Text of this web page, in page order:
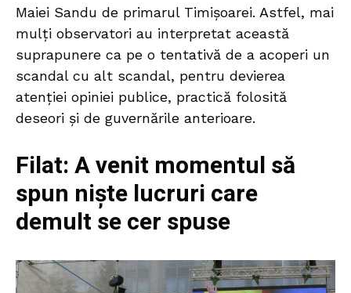
Maiei Sandu de primarul Timișoarei. Astfel, mai
mulți observatori au interpretat această
suprapunere ca pe o tentativă de a acoperi un
scandal cu alt scandal, pentru devierea
atenției opiniei publice, practică folosită
deseori și de guvernările anterioare.
Filat: A venit momentul să
spun niște lucruri care
demult se cer spuse